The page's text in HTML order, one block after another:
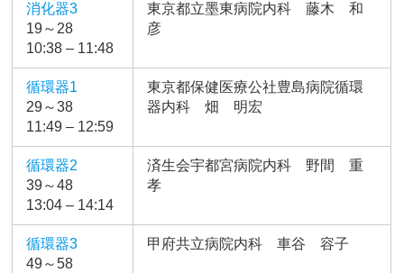
消化器3
19～28
10:38 – 11:48
東京都立墨東病院内科 藤木 和
彦
循環器1
29～38
11:49 – 12:59
東京都保健医療公社豊島病院循環
器内科 畑 明宏
循環器2
39～48
13:04 – 14:14
済生会宇都宮病院内科 野間 重
孝
循環器3
49～58
甲府共立病院内科 車谷 容子